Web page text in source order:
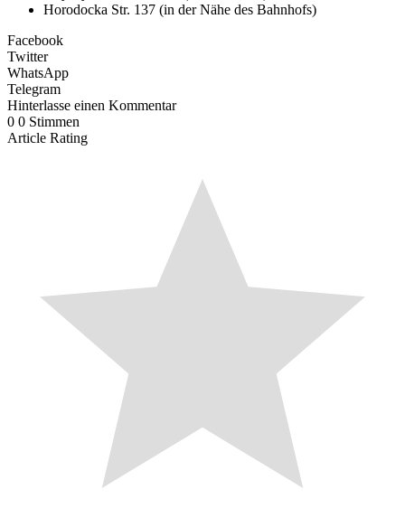
Horodocka Str. 137 (in der Nähe des Bahnhofs)
Facebook
Twitter
WhatsApp
Telegram
Hinterlasse einen Kommentar
0 0 Stimmen
Article Rating